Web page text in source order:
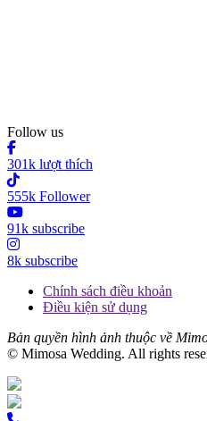
Follow us
301k lượt thích
555k Follower
91k subscribe
8k subscribe
Chính sách điều khoản
Điều kiện sử dụng
Bản quyền hình ảnh thuộc về
© Mimosa Wedding. All rights